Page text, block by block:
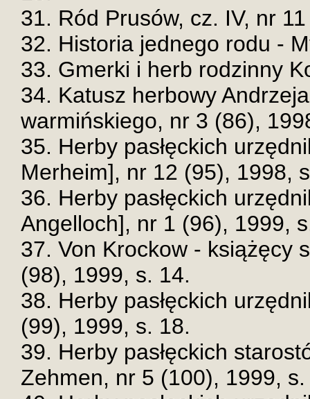
31. Ród Prusów, cz. IV, nr
32. Historia jednego rodu -
33. Gmerki i herb rodzinny
34. Katusz herbowy
warmińskiego, nr 3 (86),
35. Herby pasłęckich
Merheim], nr 12 (95), 1998,
36. Herby pasłęckich
Angelloch], nr 1 (96), 1999,
37. Von Krockow - książęcy
(98), 1999, s. 14.
38. Herby pasłęckich
(99), 1999, s. 18.
39. Herby pasłęckich
Zehmen, nr 5 (100), 1999,